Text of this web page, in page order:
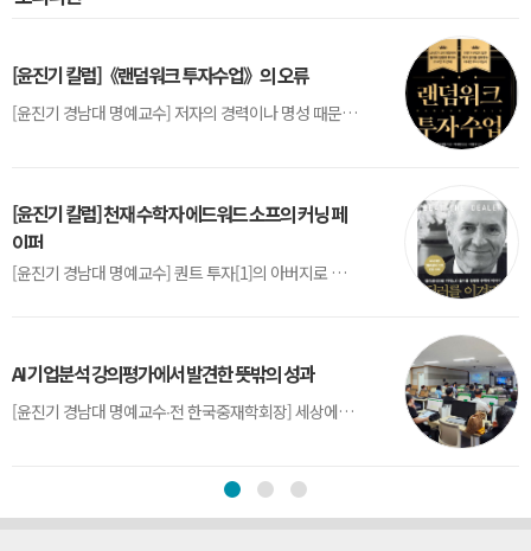
[윤진기 칼럼]《랜덤워크 투자수업》의 오류
[윤진기 경남대 명예교수] 저자의 경력이나 명성 때문인지 2020년에 번역 출판된 《랜덤워크 투자수업》(A Random Walk Down Wall Street) 12판은 표지부터가 거창하다. ‘45년간 12번 개정하며 철저히 검증한 투자서’, ‘전문가 부럽지 않은 투자 감각을 길러주는 위대한 투자지침서’ 라는 은빛 광고문구로 독자를 유혹한다.[1] 출판 50주...
[윤진기 칼럼] 천재 수학자 에드워드 소프의 커닝 페
이퍼
[윤진기 경남대 명예교수] 퀀트 투자[1]의 아버지로 불리는 에드워드 소프(Edward O. Thorp)는 수학계에서 천재로 알려진 인물이다. 그는 수학자이지만, 투자 업계에도 여러 가지 흥미로운 일화를 남겼다.수학을 이용하여 카지노를 이길 수 있는지가 궁금했던 그는 동료 교수가 소개해 준 블랙잭(Blackjack) 전략의 핵심을 손바닥 크기의 종이에 요...
AI 기업분석 강의평가에서 발견한 뜻밖의 성과
[윤진기 경남대 명예교수∙전 한국중재학회장] 세상에는 우연처럼 보이지만 인류의 진보를 이끌어낸 사건들이 있다. 영국의 알렉산더 플레밍(Alexander Fleming)이 곰팡이 핀 페트리 접시(Petri dish)를 버리지 않고[1] 관찰해 페니실린을 발견한 것은 그 대표적 사례다. 무심히 지나쳤다면 결코 없었을 혁신이었다.지난 7월 5일, 필자가 개발한 기업...